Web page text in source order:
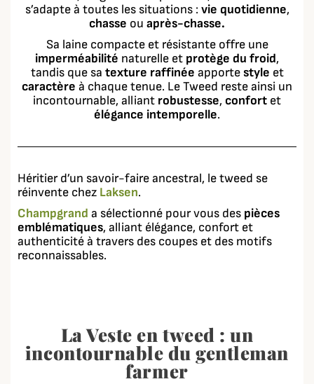
s’adapte à toutes les situations : vie quotidienne,
chasse ou après-chasse.
Sa laine compacte et résistante offre une
imperméabilité naturelle et protège du froid,
tandis que sa texture raffinée apportestyle et
caractère à chaque tenue. Le Tweed reste ainsi un
incontournable, alliant robustesse, confort et
élégance intemporelle.
Héritier d’un savoir-faire ancestral, le tweed se
réinvente chez Laksen.
Champgrand a sélectionné pour vous des pièces
emblématiques, alliant élégance, confort et
authenticité à travers des coupes et des motifs
reconnaissables.
La Veste en tweed : un
incontournable du gentleman
farmer